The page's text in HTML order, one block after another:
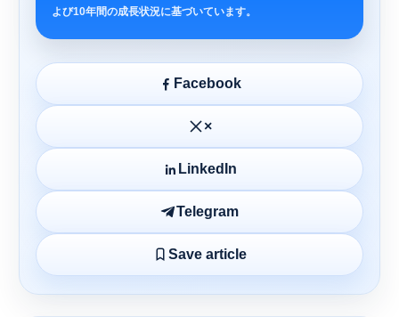
よび10年間の成長状況に基づいています。
Facebook
×
LinkedIn
Telegram
Save article